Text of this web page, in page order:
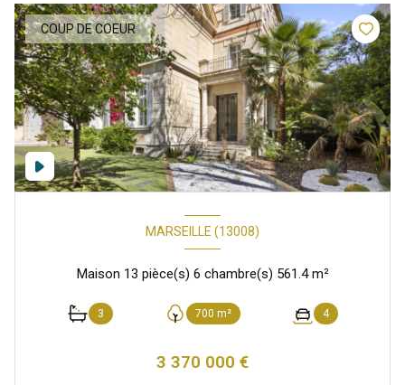
COUP DE COEUR
MARSEILLE (13008)
Maison 13 pièce(s) 6 chambre(s) 561.4 m²
3 700 m² 4
3 370 000 €